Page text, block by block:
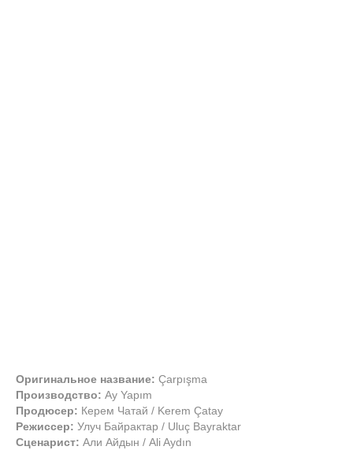
Оригинальное название: Çarpışma
Производство: Ay Yapım
Продюсер: Керем Чатай / Kerem Çatay
Режиссер: Улуч Байрактар / Uluç Bayraktar
Сценарист: Али Айдын / Ali Aydın